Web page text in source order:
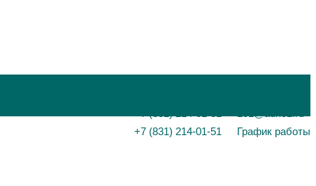
+7 (831) 214-01-51
График работы